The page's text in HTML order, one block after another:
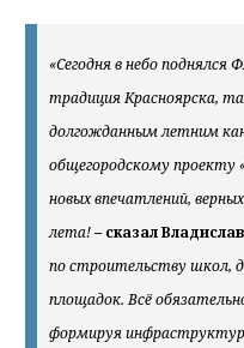
​«Сегодня в небо
традиция Красноярска,
долгожданным летним
общегородскому
новых впечатлений,
лета!– сказал
по строительству школ,
площадок. Всё
формируя